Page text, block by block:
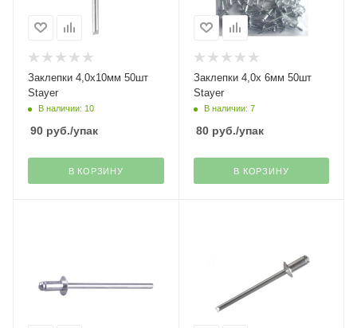
Заклепки 4,0х10мм 50шт
Stayer
В наличии: 10
90 руб./упак
В КОРЗИНУ
Заклепки 4,0х 6мм 50шт
Stayer
В наличии: 7
80руб./упак
В КОРЗИНУ